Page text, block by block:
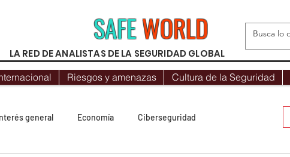
SAFEWORLD
LA RED DE ANALISTAS DE LA SEGURIDAD GLOBAL
Riesgos y amenazas Cultura de la Seguridad
general Economía Ciberseguridad